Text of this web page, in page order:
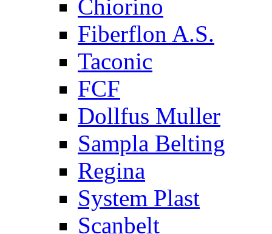
Chiorino
Fiberflon A.S.
Taconic
FCF
Dollfus Muller
Sampla Belting
Regina
System Plast
Scanbelt